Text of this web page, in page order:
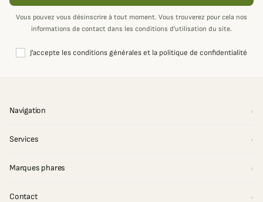
Vous pouvez vous désinscrire à tout moment. Vous trouverez pour cela nos
informations de contact dans les conditions d'utilisation du site.
J'accepte les conditions générales et la politique de confidentialité
Navigation
Services
Marques phares
Contact